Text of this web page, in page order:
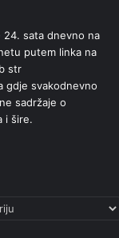
24. sata dnevno na
putem linka na
str
gdje svakodnevno
sadržaje o
i šire.